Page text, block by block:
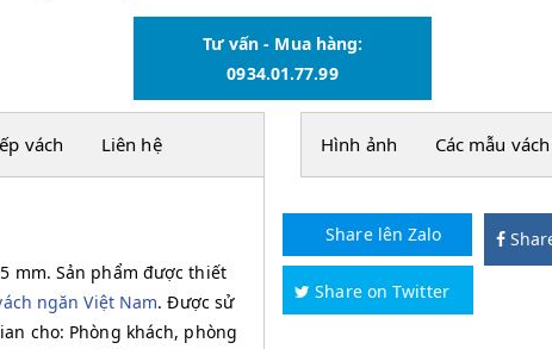
Tư vấn - Mua hàng:
0934.01.77.99
vách Liên hệ
mm. Sản phẩm được thiết
ngăn Việt Nam. Được sử
cho: Phòng khách, phòng
Hình ảnh Các mẫu
Share lên Zalo
Share on Twitter